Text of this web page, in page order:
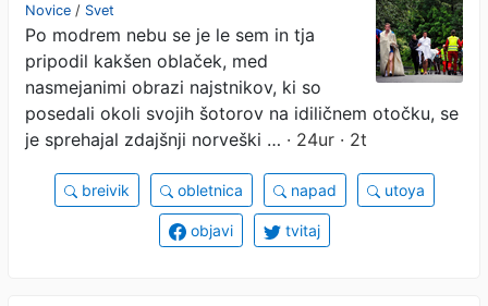
Novice / Svet
Po modrem nebu se je le sem in tja
pripodil kakšen oblaček, med
nasmejanimi obrazi najstnikov, ki so
posedali okoli svojih šotorov na idiličnem otočku, se
je sprehajal zdajšnji norveški … · 24ur · 2t
breivik obletnica napad utoya
objavi tvitaj